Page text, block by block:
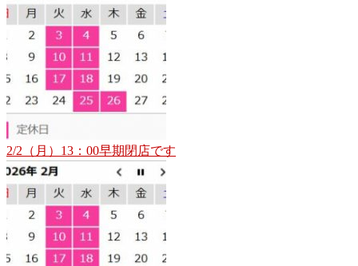
2/2（月）13：00早期閉店です